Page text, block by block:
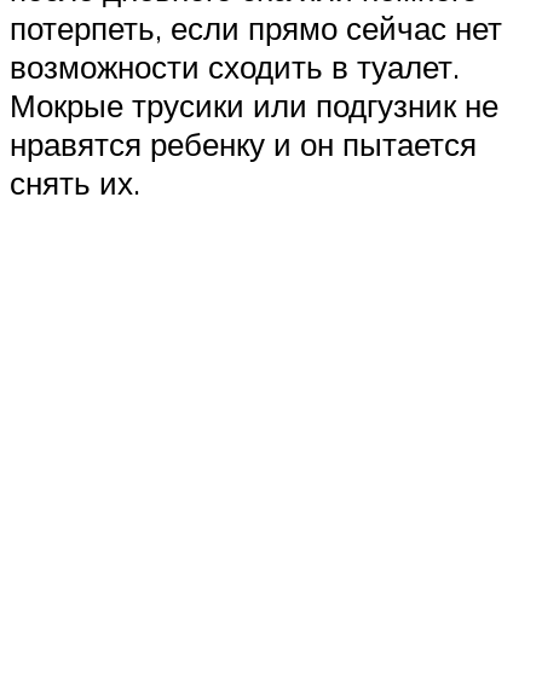
потерпеть, если прямо сейчас нет
возможности сходить в туалет.
Мокрые трусики или подгузник не
нравятся ребенку и он пытается
снять их.